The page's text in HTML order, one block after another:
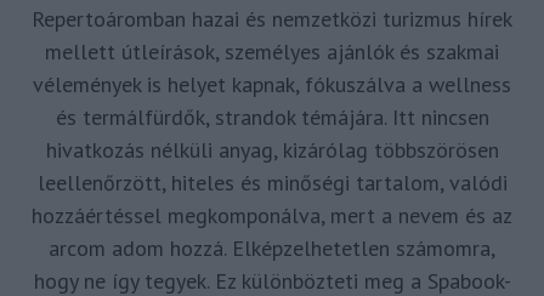
Repertoáromban hazai és nemzetközi turizmus hírek
mellett útleírások, személyes ajánlók és szakmai
vélemények is helyet kapnak, fókuszálva a wellness
és termálfürdők, strandok témájára. Itt nincsen
hivatkozás nélküli anyag, kizárólag többszörösen
leellenőrzött, hiteles és minőségi tartalom, valódi
hozzáértéssel megkomponálva, mert a nevem és az
arcom adom hozzá. Elképzelhetetlen számomra,
hogy ne így tegyek. Ez különbözteti meg a Spabook-